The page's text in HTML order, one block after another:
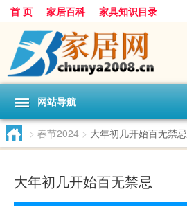
首 页 家居百科 家具知识目录
网站导航
> 春节2024 > 大年初几开始百无禁忌
大年初几开始百无禁忌